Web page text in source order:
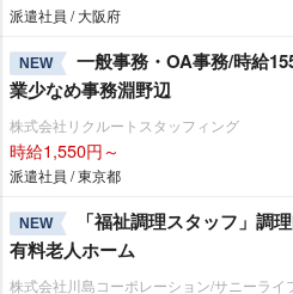
派遣社員 / 大阪府
NEW
一般事務・OA事務/時給
業少なめ事務淵野辺
株式会社リクルートスタッフィング
時給1,550円～
派遣社員 / 東京都
NEW
「福祉調理スタッフ」調
有料老人ホーム
株式会社川島コーポレーション/サニーライ